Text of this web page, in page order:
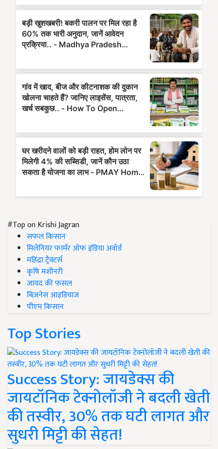
#Top on Krishi Jagran
सफल किसान
मिलेनियर फार्मर ऑफ इंडिया अवॉर्ड
महिंद्रा ट्रैक्टर्स
कृषि मशीनरी
जायद की फसल
बिज़नेस आइडियाज
पीएम किसान
Top Stories
Success Story: जायडेक्स की
जायटॉनिक टेक्नोलॉजी ने बदली खेती
की तस्वीर, 30% तक घटी लागत और
सुधरी मिट्टी की सेहत!